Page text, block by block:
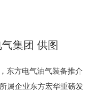
集团 供图
方电气油气装备推介
属企业东方宏华重磅发